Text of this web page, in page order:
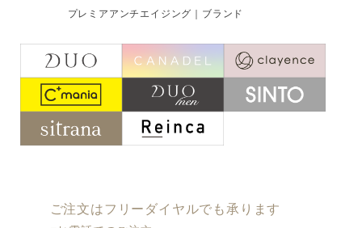
ご注文はフリーダイヤルでも承ります
0120-557-020
受付時間 全日 9:00~18:00 ※年末年始を除く
フォームでのお問合わせはこちら
プレミアアンチエイジング｜ブランド
ご注文はフリーダイヤルでも承ります